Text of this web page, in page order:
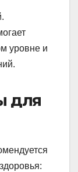
уровне и
для